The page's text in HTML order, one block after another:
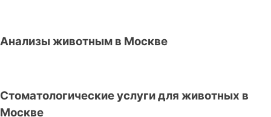
Анализы животным в Москве
Стоматологические услуги для животных в
Москве